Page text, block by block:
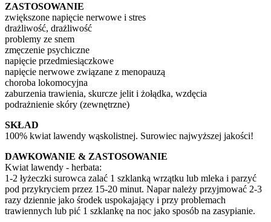
ZASTOSOWANIE
zwiększone napięcie nerwowe i stres
drażliwość, drażliwość
problemy ze snem
zmęczenie psychiczne
napięcie przedmiesiączkowe
napięcie nerwowe związane z menopauzą
choroba lokomocyjna
zaburzenia trawienia, skurcze jelit i żołądka, wzdęcia
podrażnienie skóry (zewnętrzne)
SKŁAD
100% kwiat lawendy wąskolistnej. Surowiec najwyższej jakości!
DAWKOWANIE & ZASTOSOWANIE
Kwiat lawendy - herbata:
1-2 łyżeczki surowca zalać 1 szklanką wrzątku lub mleka i parzyć
pod przykryciem przez 15-20 minut. Napar należy przyjmować 2-3
razy dziennie jako środek uspokajający i przy problemach
trawiennych lub pić 1 szklankę na noc jako sposób na zasypianie.